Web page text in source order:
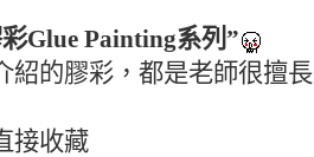
Glue Painting系列”
紹的膠彩，都是老師很擅長
接收藏